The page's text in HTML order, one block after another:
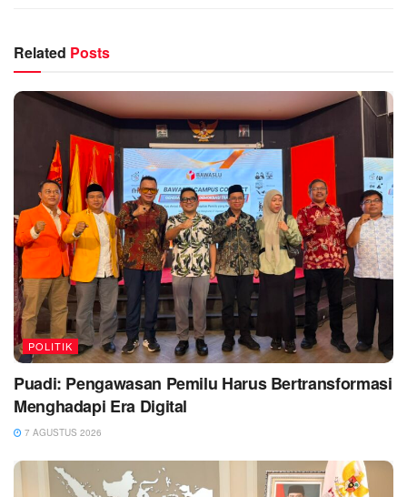
Related Posts
POLITIK
Puadi: Pengawasan Pemilu Harus Bertransformasi
Menghadapi Era Digital
7 AGUSTUS 2026